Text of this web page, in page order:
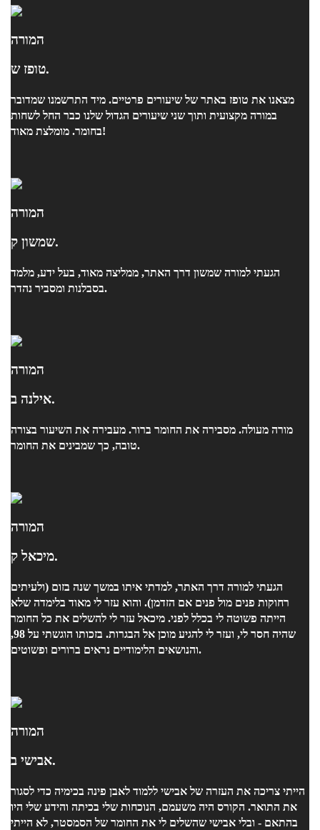
המורה
טופז ש.
מצאנו את טופז באתר של שיעורים פרטיים. מיד התרשמנו שמדובר
במורה מקצועית ותוך שני שיעורים הגדול שלנו כבר החל לשחות
בחומר. מומלצת מאוד!
המורה
שמשון ק.
הגעתי למורה שמשון דרך האתר, ממליצה מאוד, בעל ידע, מלמד
בסבלנות ומסביר נהדר.
המורה
אילנה ב.
מורה מעולה. מסבירה את החומר ברור. מעבירה את השיעור בצורה
טובה, כך שמבינים את החומר.
המורה
מיכאל ק.
הגעתי למורה דרך האתר, למדתי איתו במשך שנה בזום (ולעיתים
רחוקות פנים מול פנים אם הזדמן). והוא עזר לי מאוד בלימדה שלא
הייתה פשוטה לי בכלל לפני. מיכאל עזר לי להשלים את כל החומר
שהיה חסר לי, ועזר לי להגיע מוכן אל הבגרות. בזכותו הוגשתי על 98,
והנושאים הלימודיים נראים ברורים ופשוטים.
המורה
אבישי ב.
הייתי צריכה את העזרה של אבישי ללמוד לאבן פינה בכימיה כדי לסגור
את התואר. הקורס היה משעמם, הנוכחות שלי בכיתה והידע שלי היו
בהתאם - ובלי אבישי שהשלים לי את החומר של הסמסטר, לא הייתי